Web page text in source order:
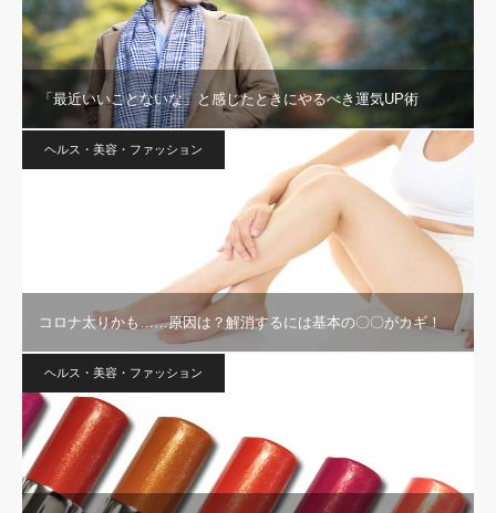
「最近いいことないな」と感じたときにやるべき運気UP術
ヘルス・美容・ファッション
コロナ太りかも……原因は？解消するには基本の〇〇がカギ！
ヘルス・美容・ファッション